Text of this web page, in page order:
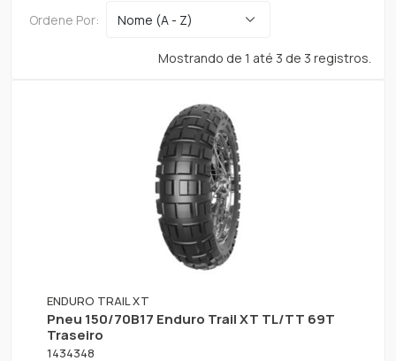
Ordene Por:
Mostrando de 1 até 3 de 3 registros.
ENDURO TRAIL XT
Pneu 150/70B17 Enduro Trail XT TL/TT 69T
Traseiro
1434348